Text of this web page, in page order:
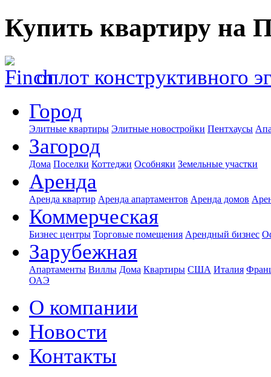
Купить квартиру на
оплот конструктивного
Город
Элитные квартиры Элитные новостройки Пентхаусы
Загород
Дома Поселки Коттеджи Особняки Земельные участки
Аренда
Аренда квартир Аренда апартаментов Аренда домов
Коммерческая
Бизнес центры Торговые помещения Арендный бизнес
Зарубежная
Апартаменты Виллы Дома Квартиры США Италия
ОАЭ
О компании
Новости
Контакты